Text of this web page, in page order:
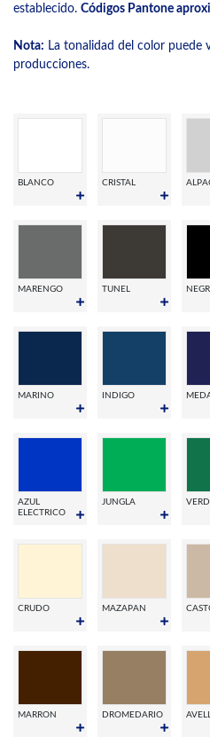
establecido. Códigos Pantone
Nota: La tonalidad del color puede
producciones.
BLANCO CRISTAL
MARENGO TUNEL
MARINO INDIGO
AZUL
ELECTRICO
JUNGLA
CRUDO MAZAPAN
MARRON DROMEDARIO